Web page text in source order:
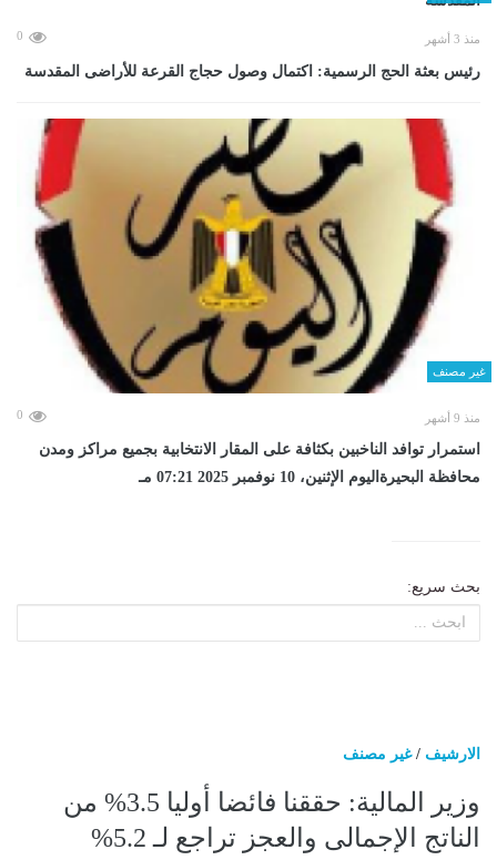
منذ 3 أشهر 0
رئيس بعثة الحج الرسمية: اكتمال وصول حجاج القرعة للأراضى المقدسة
غير مصنف
منذ 9 أشهر 0
استمرار توافد الناخبين بكثافة على المقار الانتخابية بجميع مراكز ومدن
محافظة البحيرةاليوم الإثنين، 10 نوفمبر 2025 07:21 مـ
بحث سريع:
الارشيف /غير مصنف
وزير المالية: حققنا فائضا أوليا 3.5% من
الناتج الإجمالى والعجز تراجع لـ 5.2%